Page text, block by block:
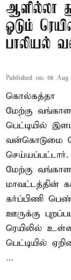
ஆளில்லா
ஓடும்
பாலியல்
Published on: 08 Aug
கொல்கத்தா
மேற்கு
பெட்டியில்
வன்கொடுமை
செய்யப்பட்டார்.
மேற்கு
மாவட்டத்தின்
கர்ப்பிணி
ஊருக்கு
ரெயிலில்
பெட்டியில்
...